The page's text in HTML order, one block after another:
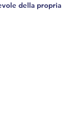
della propria